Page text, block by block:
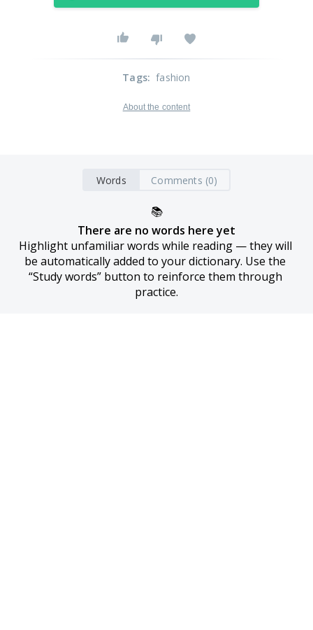
Tags: fashion
About the content
Words Comments (0)
📚
There are no words here yet
Highlight unfamiliar words while reading — they will
be automatically added to your dictionary. Use the
“Study words” button to reinforce them through
practice.